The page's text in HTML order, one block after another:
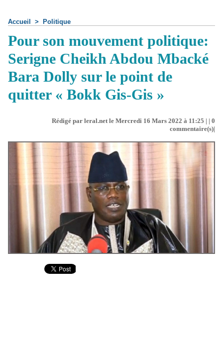
Accueil > Politique
Pour son mouvement politique:
Serigne Cheikh Abdou Mbacké
Bara Dolly sur le point de
quitter « Bokk Gis-Gis »
Rédigé par leral.net le Mercredi 16 Mars 2022 à 11:25 | | 0
commentaire(s)|